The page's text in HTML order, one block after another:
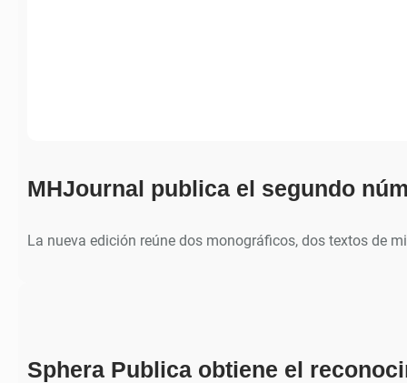
MHJournal publica el segundo
La nueva edición reúne dos monográficos, dos textos de
Sphera Publica obtiene el